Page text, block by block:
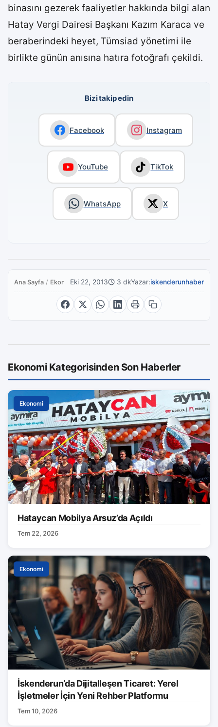
binasını gezerek faaliyetler hakkında bilgi alan
Hatay Vergi Dairesi Başkanı Kazım Karaca ve
beraberindeki heyet, Tümsiad yönetimi ile
birlikte günün anısına hatıra fotoğrafı çekildi.
Bizi takip edin
Facebook Instagram
YouTube TikTok
WhatsApp X
Ana Sayfa / EkonomiEki 22, 2013 3 dkYazar:iskenderunhaber
Ekonomi Kategorisinden Son Haberler
Ekonomi
Hataycan Mobilya Arsuz’da Açıldı
Tem 22, 2026
Ekonomi
İskenderun’da Dijitalleşen Ticaret: Yerel
İşletmeler İçin Yeni Rehber Platformu
Tem 10, 2026